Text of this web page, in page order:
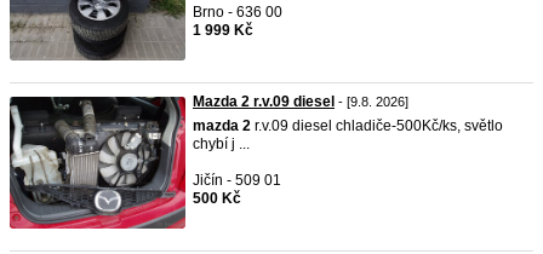
Brno - 636 00
1 999 Kč
Mazda 2 r.v.09 diesel - [9.8. 2026]
mazda 2 r.v.09 diesel chladiče-500Kč/ks, světlo
chybí j ...
Jičín - 509 01
500 Kč